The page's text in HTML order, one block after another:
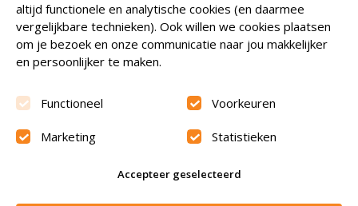
E-mailadres
Abonneer
Beoordeling9.6
altijd functionele en analytische cookies (en daarmee
vergelijkbare technieken). Ook willen we cookies plaatsen
om je bezoek en onze communicatie naar jou makkelijker
en persoonlijker te maken.
Functioneel Voorkeuren
Marketing Statistieken
Accepteer geselecteerd